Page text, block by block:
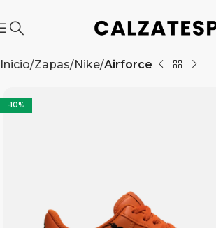
Inicio Zapas Nike Airforce
-10%